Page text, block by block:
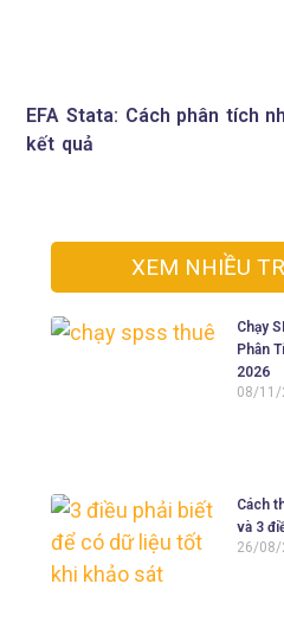
EFA Stata: Cách phân tích
kết quả
XEM NHIỀU
Chạy
Phân
2026
08/11/
Cách
và 3
26/08/